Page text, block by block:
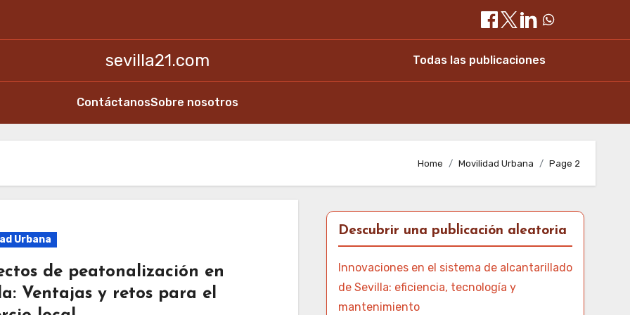
sevilla21.com Todas las publicaciones
ContáctanosSobre nosotros
Home Movilidad Urbana Page 2
Urbana
de peatonalización en
Ventajas y retos para el
Descubrir una publicación aleatoria
Innovaciones en el sistema de alcantarillado
de Sevilla: eficiencia, tecnología y
mantenimiento